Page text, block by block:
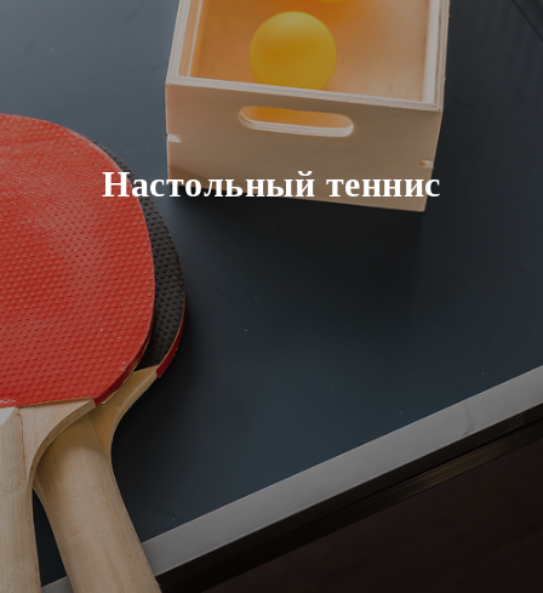
Настольный теннис